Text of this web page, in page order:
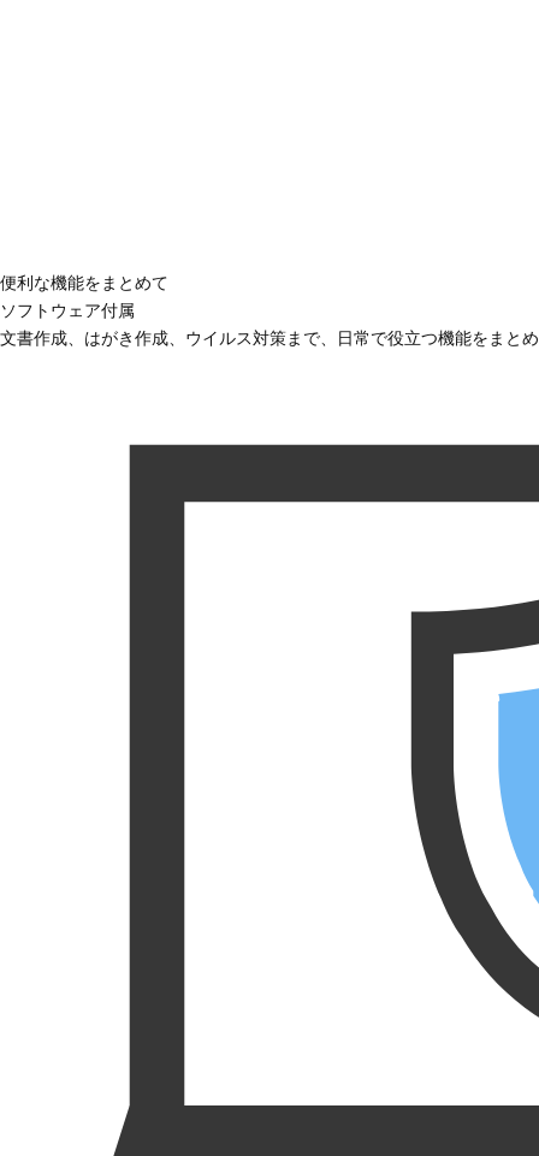
便利な機能をまとめて
ソフトウェア付属
文書作成、はがき作成、ウイルス対策まで、日常で役立つ機能をまと